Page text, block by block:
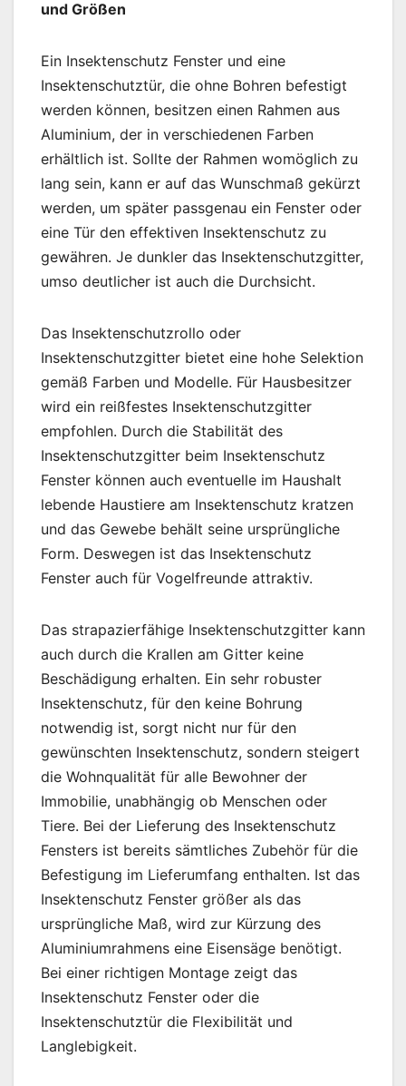
und Größen
Ein Insektenschutz Fenster und eine
Insektenschutztür, die ohne Bohren befestigt
werden können, besitzen einen Rahmen aus
Aluminium, der in verschiedenen Farben
erhältlich ist. Sollte der Rahmen womöglich zu
lang sein, kann er auf das Wunschmaß gekürzt
werden, um später passgenau ein Fenster oder
eine Tür den effektiven Insektenschutz zu
gewähren. Je dunkler das Insektenschutzgitter,
umso deutlicher ist auch die Durchsicht.
Das Insektenschutzrollo oder
Insektenschutzgitter bietet eine hohe Selektion
gemäß Farben und Modelle. Für Hausbesitzer
wird ein reißfestes Insektenschutzgitter
empfohlen. Durch die Stabilität des
Insektenschutzgitter beim Insektenschutz
Fenster können auch eventuelle im Haushalt
lebende Haustiere am Insektenschutz kratzen
und das Gewebe behält seine ursprüngliche
Form. Deswegen ist das Insektenschutz
Fenster auch für Vogelfreunde attraktiv.
Das strapazierfähige Insektenschutzgitter kann
auch durch die Krallen am Gitter keine
Beschädigung erhalten. Ein sehr robuster
Insektenschutz, für den keine Bohrung
notwendig ist, sorgt nicht nur für den
gewünschten Insektenschutz, sondern steigert
die Wohnqualität für alle Bewohner der
Immobilie, unabhängig ob Menschen oder
Tiere. Bei der Lieferung des Insektenschutz
Fensters ist bereits sämtliches Zubehör für die
Befestigung im Lieferumfang enthalten. Ist das
Insektenschutz Fenster größer als das
ursprüngliche Maß, wird zur Kürzung des
Aluminiumrahmens eine Eisensäge benötigt.
Bei einer richtigen Montage zeigt das
Insektenschutz Fenster oder die
Insektenschutztür die Flexibilität und
Langlebigkeit.